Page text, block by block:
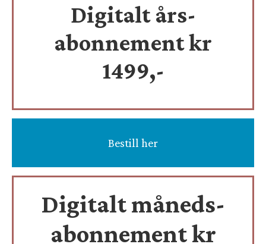
Digitalt års-
abonnement kr
1499,-
Bestill her
Digitalt måneds-
abonnement kr